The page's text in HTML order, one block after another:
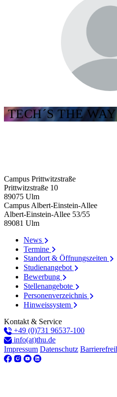
TECH´S THE
Campus Prittwitzstraße
Prittwitzstraße 10
89075 Ulm
Campus Albert-Einstein-Allee
Albert-Einstein-Allee 53/​55
89081 Ulm
News
Termine
Standort & Öffnungszeiten
Studienangebot
Bewerbung
Stellenangebote
Personenverzeichnis
Hinweissystem
Kontakt & Service
+49 (0)731 96537-100
info(at)thu.de
Impressum Datenschutz